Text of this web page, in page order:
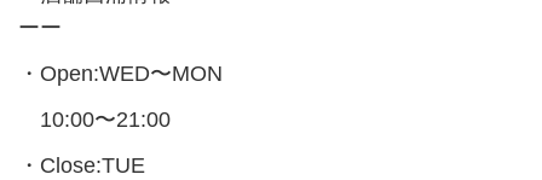
ーー
・Open:WED〜MON
10:00〜21:00
・Close:TUE